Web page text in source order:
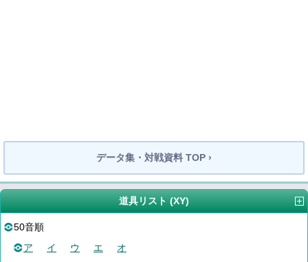
データ集・対戦資料 TOP ›
道具リスト (XY)
50音順
ア
イ ウ エ
オ